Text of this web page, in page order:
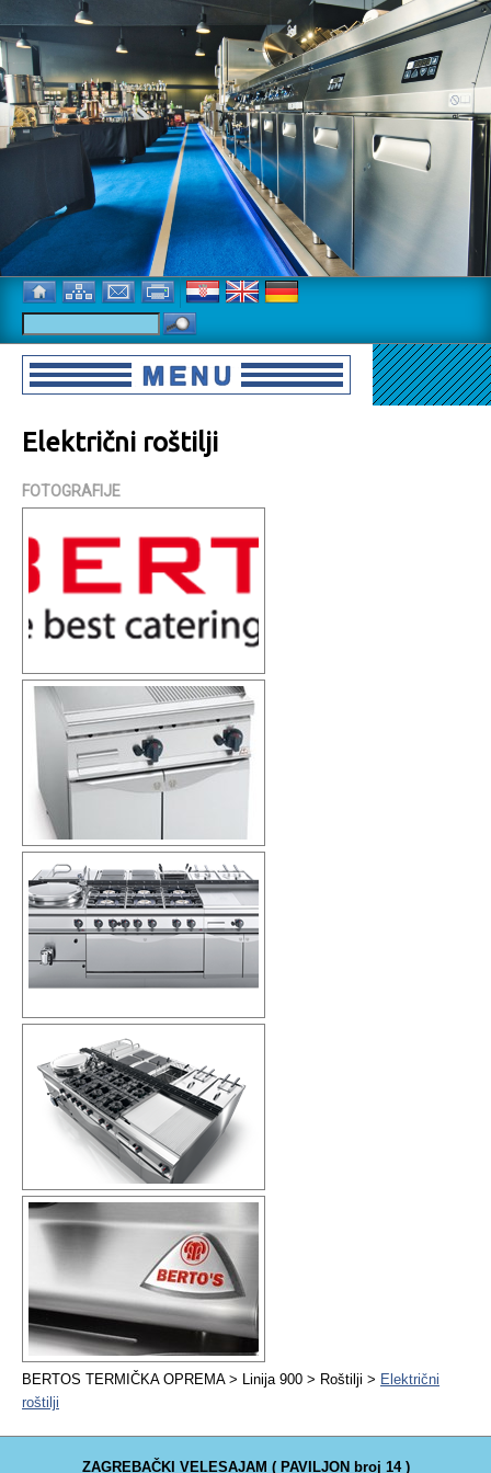
Električni roštilji
FOTOGRAFIJE
BERTOS TERMIČKA OPREMA > Linija 900 > Roštilji > Električni
roštilji
ZAGREBAČKI VELESAJAM ( PAVILJON broj 14 )